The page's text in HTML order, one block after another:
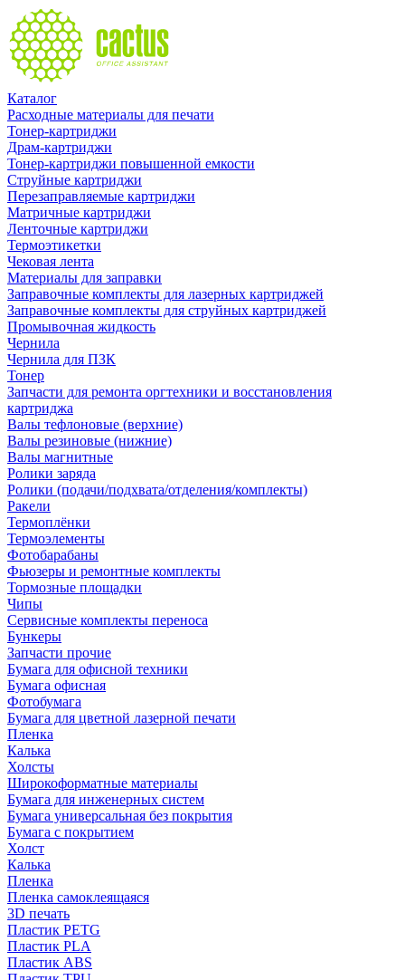
Каталог
Расходные материалы для печати
Тонер-картриджи
Драм-картриджи
Тонер-картриджи повышенной емкости
Струйные картриджи
Перезаправляемые картриджи
Матричные картриджи
Ленточные картриджи
Термоэтикетки
Чековая лента
Материалы для заправки
Заправочные комплекты для лазерных картриджей
Заправочные комплекты для струйных картриджей
Промывочная жидкость
Чернила
Чернила для ПЗК
Тонер
Запчасти для ремонта оргтехники и восстановления
картриджа
Валы тефлоновые (верхние)
Валы резиновые (нижние)
Валы магнитные
Ролики заряда
Ролики (подачи/подхвата/отделения/комплекты)
Ракели
Термоплёнки
Термоэлементы
Фотобарабаны
Фьюзеры и ремонтные комплекты
Тормозные площадки
Чипы
Сервисные комплекты переноса
Бункеры
Запчасти прочие
Бумага для офисной техники
Бумага офисная
Фотобумага
Бумага для цветной лазерной печати
Пленка
Калька
Холсты
Широкоформатные материалы
Бумага для инженерных систем
Бумага универсальная без покрытия
Бумага с покрытием
Холст
Калька
Пленка
Пленка самоклеящаяся
3D печать
Пластик PETG
Пластик PLA
Пластик ABS